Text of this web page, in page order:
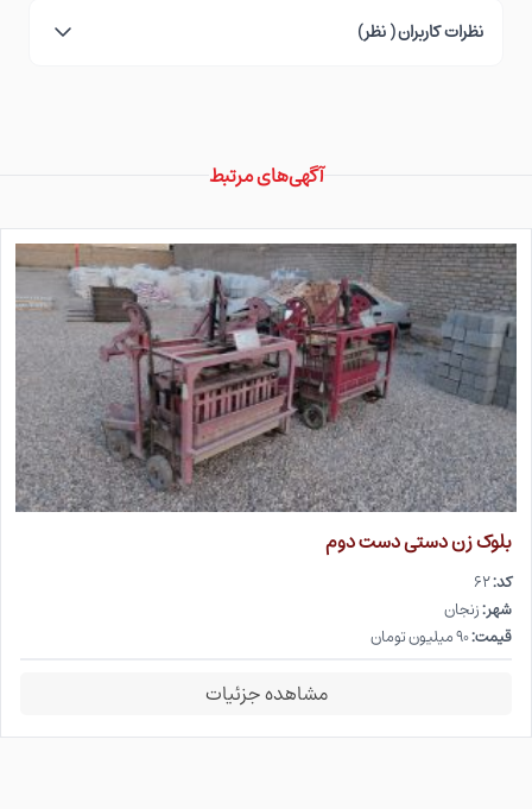
نظرات کاربران ( نظر)
آگهی‌های مرتبط
بلوک زن دستی دست دوم
کد:۶۲
شهر:زنجان
قیمت:۹۰ میلیون تومان
مشاهده جزئیات